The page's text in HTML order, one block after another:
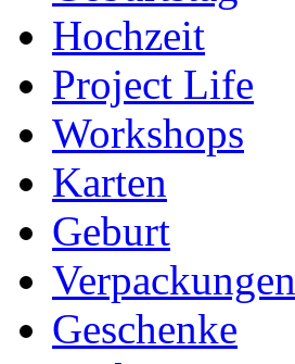
Hochzeit
Project Life
Workshops
Karten
Geburt
Verpackungen
Geschenke